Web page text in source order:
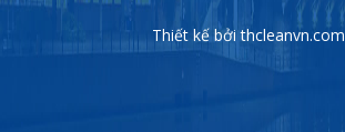
Thiết kế bởi thcleanvn.com